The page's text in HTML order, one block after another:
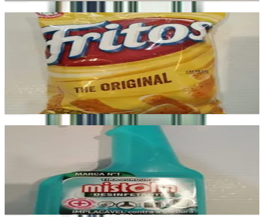
Fritos
Snacks crocantes e saborosos para petiscar a qualquer
Mistolin Desinfetante
Desinfetante essencial para limpeza e higienização do lar.